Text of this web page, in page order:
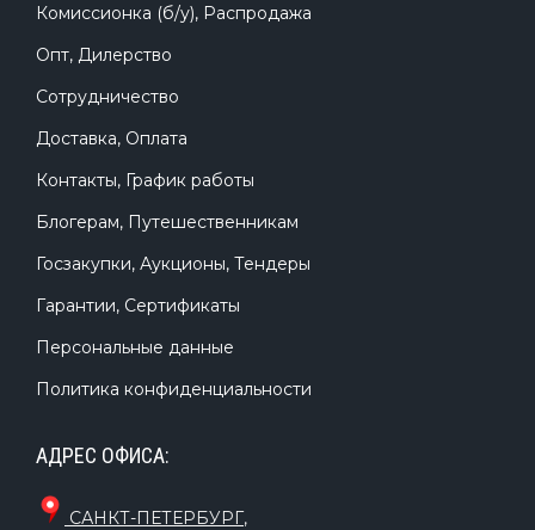
Комиссионка (б/у), Распродажа
Опт, Дилерство
Сотрудничество
Доставка, Оплата
Контакты, График работы
Блогерам, Путешественникам
Госзакупки, Аукционы, Тендеры
Гарантии, Сертификаты
Персональные данные
Политика конфиденциальности
АДРЕС ОФИСА:
САНКТ-ПЕТЕРБУРГ,